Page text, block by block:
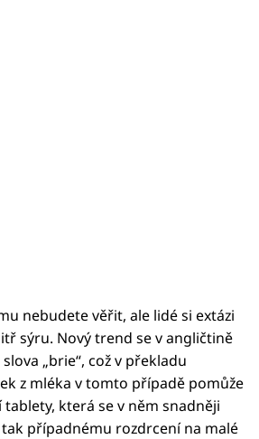
nebudete věřit, ale lidé si extázi
sýru. Nový trend se v angličtině
„brie“, což v překladu
z mléka v tomto případě pomůže
která se v něm snadněji
případnému rozdrcení na malé